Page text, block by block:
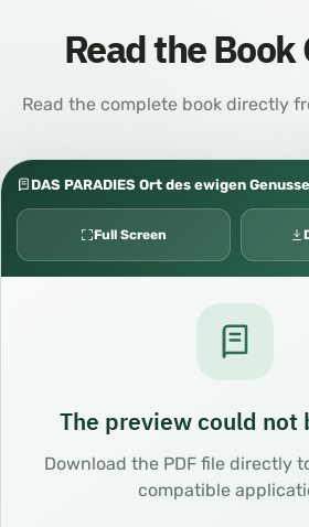
Read the
Read the complete book directly
DAS PARADIES Ort des ewigen
Full Screen
The preview could not
Download the PDF file directly
compatible